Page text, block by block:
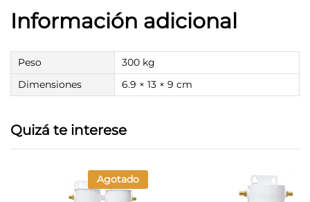
Información adicional
Peso
300 kg
Dimensiones
6.9 × 13 × 9 cm
Quizá te interese
Agotado